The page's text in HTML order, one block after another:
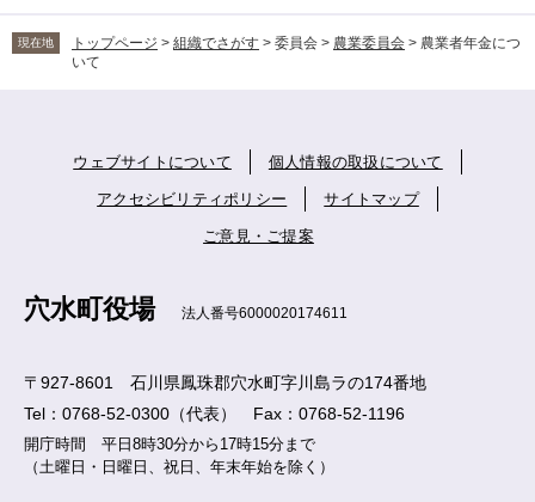
現在地 トップページ > 組織でさがす > 委員会 > 農業委員会 > 農業者年金につ
いて
ウェブサイトについて 個人情報の取扱について
アクセシビリティポリシー サイトマップ
ご意見・ご提案
穴水町役場 法人番号6000020174611
〒927-8601 石川県鳳珠郡穴水町字川島ラの174番地
Tel：0768-52-0300（代表） Fax：0768-52-1196
開庁時間 平日8時30分から17時15分まで
（土曜日・日曜日、祝日、年末年始を除く）